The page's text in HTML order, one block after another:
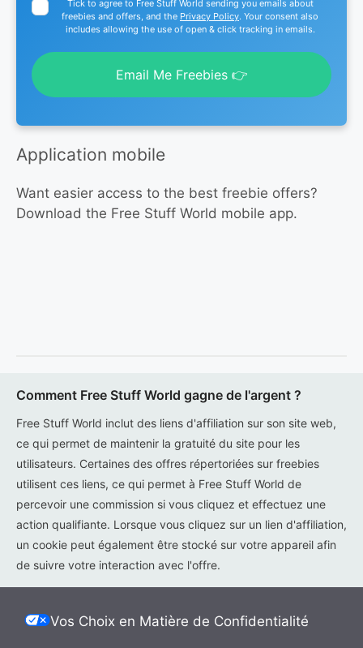
Tick to agree to Free Stuff World sending you emails about
freebies and offers, and the Privacy Policy. Your consent also
includes allowing the use of open & click tracking in emails.
Email Me Freebies 👉
Application mobile
Want easier access to the best freebie offers?
Download the Free Stuff World mobile app.
Comment Free Stuff World gagne de l'argent ?
Free Stuff World inclut des liens d'affiliation sur son site web,
ce qui permet de maintenir la gratuité du site pour les
utilisateurs. Certaines des offres répertoriées sur freebies
utilisent ces liens, ce qui permet à Free Stuff World de
percevoir une commission si vous cliquez et effectuez une
action qualifiante. Lorsque vous cliquez sur un lien d'affiliation,
un cookie peut également être stocké sur votre appareil afin
de suivre votre interaction avec l'offre.
Vos Choix en Matière de Confidentialité